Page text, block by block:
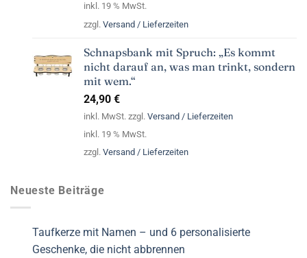
inkl. 19 % MwSt.
zzgl. Versand / Lieferzeiten
Schnapsbank mit Spruch: „Es kommt
nicht darauf an, was man trinkt, sondern
mit wem.“
24,90 €
inkl. MwSt. zzgl. Versand / Lieferzeiten
inkl. 19 % MwSt.
zzgl. Versand / Lieferzeiten
Neueste Beiträge
Taufkerze mit Namen – und 6 personalisierte
Geschenke, die nicht abbrennen